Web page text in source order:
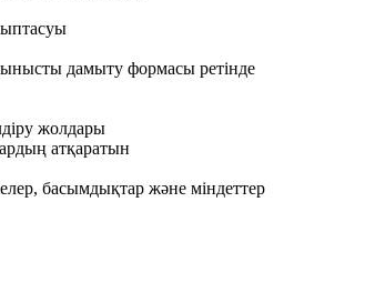
дамыту формасы ретінде
жолдары
атқаратын
басымдықтар және міндеттер